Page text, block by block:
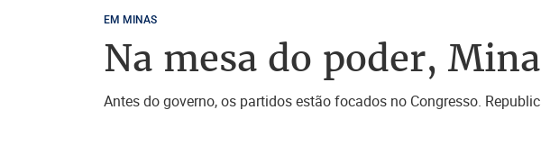
EM MINAS
Na mesa do poder,
Antes do governo, os partidos estão focados no Congresso.